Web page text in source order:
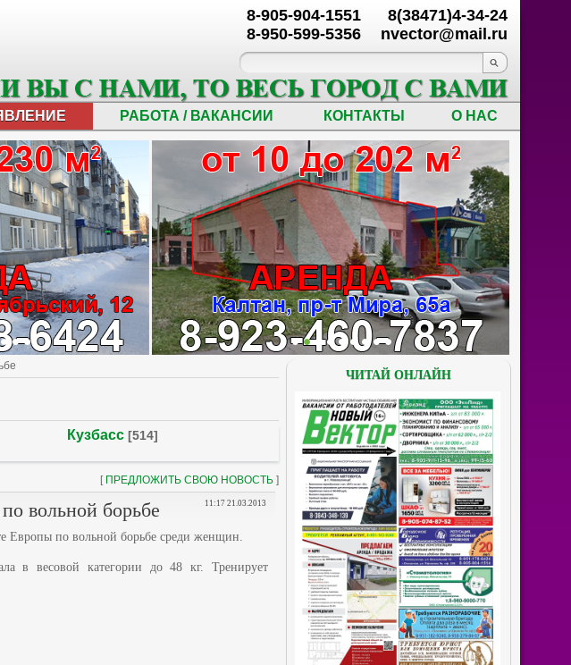
8(38471)4-34-24
nvector@mail.ru
8-905-904-1551
8-950-599-5356
РАБОТА / ВАКАНСИИ КОНТАКТЫ О НАС
Кузбасс [514]
[ ПРЕДЛОЖИТЬ СВОЮ НОВОСТЬ ]
11:17 21.03.2013
вольной борьбе
Европы по вольной борьбе среди женщин.
в весовой категории до 48 кг. Тренирует
ЧИТАЙ ОНЛАЙН